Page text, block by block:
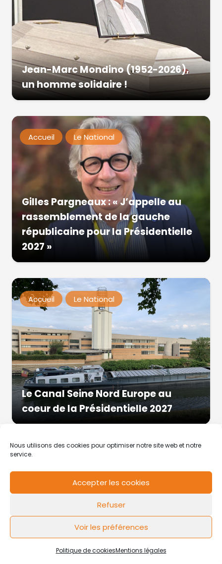
Nous utilisons des cookies pour optimiser notre site web et notre
service.
Accepter les cookies
Refuser
Voir les préférences
Politique de cookiesMentions légales
Jean-Marc Mondino (1952-2026),
un homme solidaire !
Accueil Le National
Gilles Pargneaux : « J’appelle au
rassemblement de la gauche
républicaine pour la Présidentielle
2027 »
Accueil Le National
Le Canal Seine Nord Europe au
coeur de la Présidentielle 2027
Mentions légales Politique de cookies
FLOW44